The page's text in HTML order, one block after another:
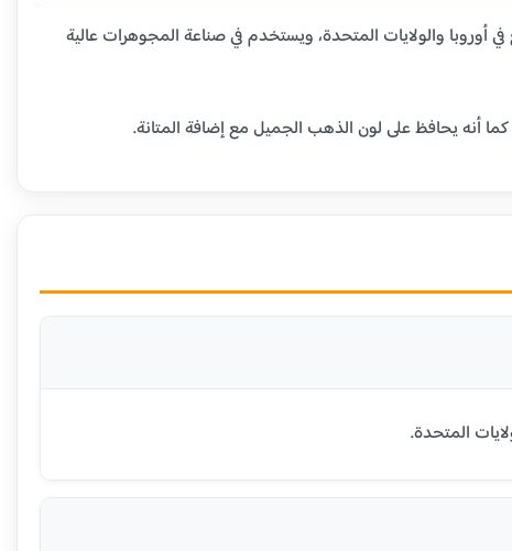
الأخرى. هذا العيار شائع في أوروبا والولايات المتحدة، ويستخدم في صناعة المجوهرات عالية